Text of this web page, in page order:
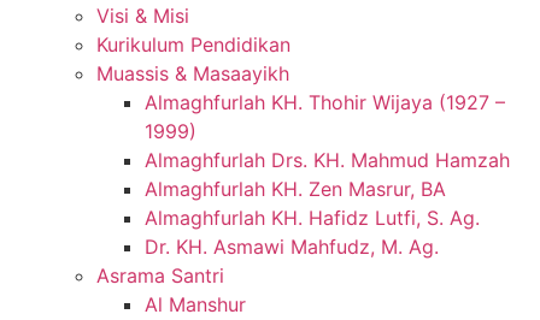
Visi & Misi
Kurikulum Pendidikan
Muassis & Masaayikh
Almaghfurlah KH. Thohir Wijaya (1927 –
1999)
Almaghfurlah Drs. KH. Mahmud Hamzah
Almaghfurlah KH. Zen Masrur, BA
Almaghfurlah KH. Hafidz Lutfi, S. Ag.
Dr. KH. Asmawi Mahfudz, M. Ag.
Asrama Santri
Al Manshur